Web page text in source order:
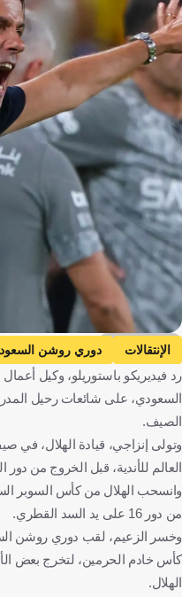
Getty Images
الإنتقالات دوري روشن
المملكة العربية السعودية
رد فيديريكو باستوريلو، وكيل
السعودي، على شائعات رحيل
الصيف.
وتولى إنزاجي، قيادة الهلال، في
العالم للأندية، قبل الخروج من دور
وانسحب الهلال من كأس السوبر
من دور 16 على يد السد القطري.
وخسر الزعيم، لقب دوري روشن
كأس خادم الحرمين، لتخرج بعض
الهلال.